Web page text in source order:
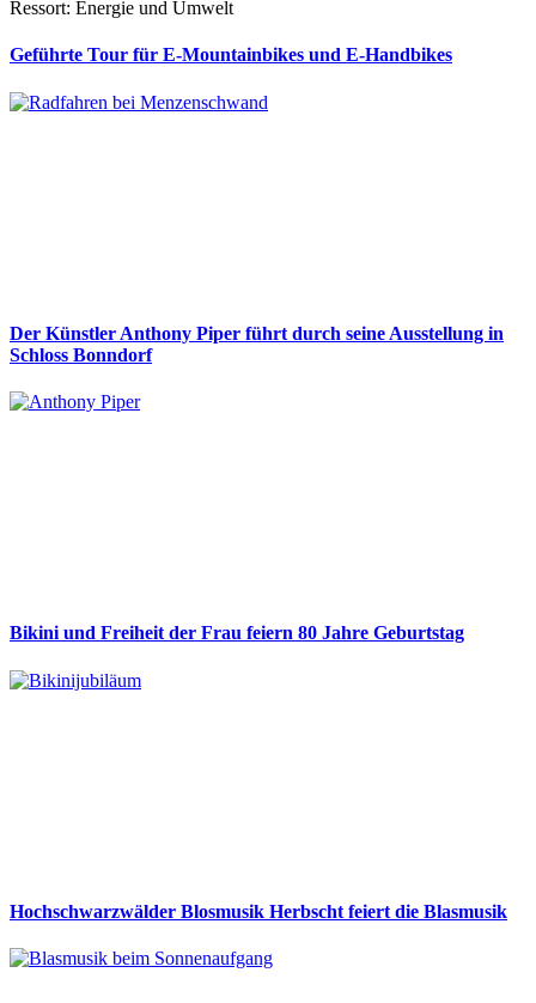
Ressort: Energie und Umwelt
Geführte Tour für E-Mountainbikes und E-Handbikes
Der Künstler Anthony Piper führt durch seine Ausstellung in
Schloss Bonndorf
Bikini und Freiheit der Frau feiern 80 Jahre Geburtstag
Hochschwarzwälder Blosmusik Herbscht feiert die Blasmusik